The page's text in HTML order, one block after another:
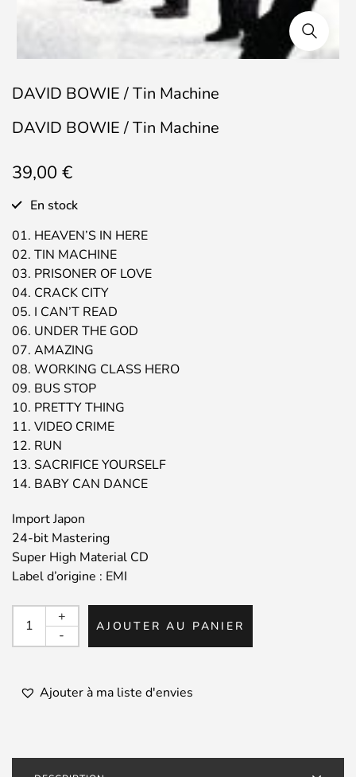
DAVID BOWIE / Tin Machine
DAVID BOWIE / Tin Machine
39,00 €
En stock
01. HEAVEN’S IN HERE
02. TIN MACHINE
03. PRISONER OF LOVE
04. CRACK CITY
05. I CAN’T READ
06. UNDER THE GOD
07. AMAZING
08. WORKING CLASS HERO
09. BUS STOP
10. PRETTY THING
11. VIDEO CRIME
12. RUN
13. SACRIFICE YOURSELF
14. BABY CAN DANCE
Import Japon
24-bit Mastering
Super High Material CD
Label d’origine : EMI
quantité
/
-
+
AJOUTER AU PANIER
Ajouter à ma liste d'envies